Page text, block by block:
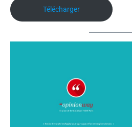
Télécharger